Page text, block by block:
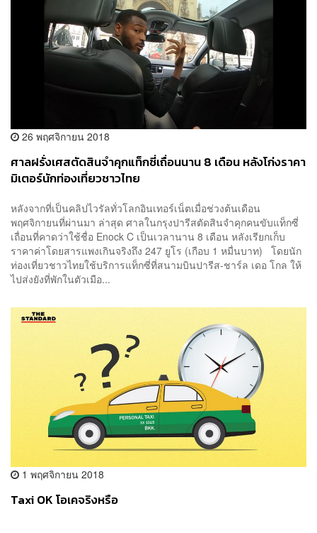
26 พฤศจิกายน 2018
ศาลฝรั่งเศสตัดสินจำคุกแท็กซี่เถื่อนนาน 8 เดือน หลังโก่งราคา
มิเตอร์นักท่องเที่ยวชาวไทย
หลังจากที่เป็นคลิปไวรัลทั่วโลกอินเทอร์เน็ตเมื่อช่วงต้นเดือน
พฤศจิกายนที่ผ่านมา ล่าสุด ศาลในกรุงปารีสตัดสินจำคุกคนขับแท็กซี่
เถื่อนที่คาดว่าใช้ชื่อ Enock C เป็นเวลานาน 8 เดือน หลังเรียกเก็บ
ราคาค่าโดยสารแพงเกินจริงถึง 247 ยูโร (เกือบ 1 หมื่นบาท) โดยนัก
ท่องเที่ยวชาวไทยใช้บริการแท็กซี่ที่สนามบินปารีส-ชาร์ล เดอ โกล ให้
ไปส่งยังที่พักในตัวเมือ...
1 พฤศจิกายน 2018
Taxi OK โอเคจริงหรือ